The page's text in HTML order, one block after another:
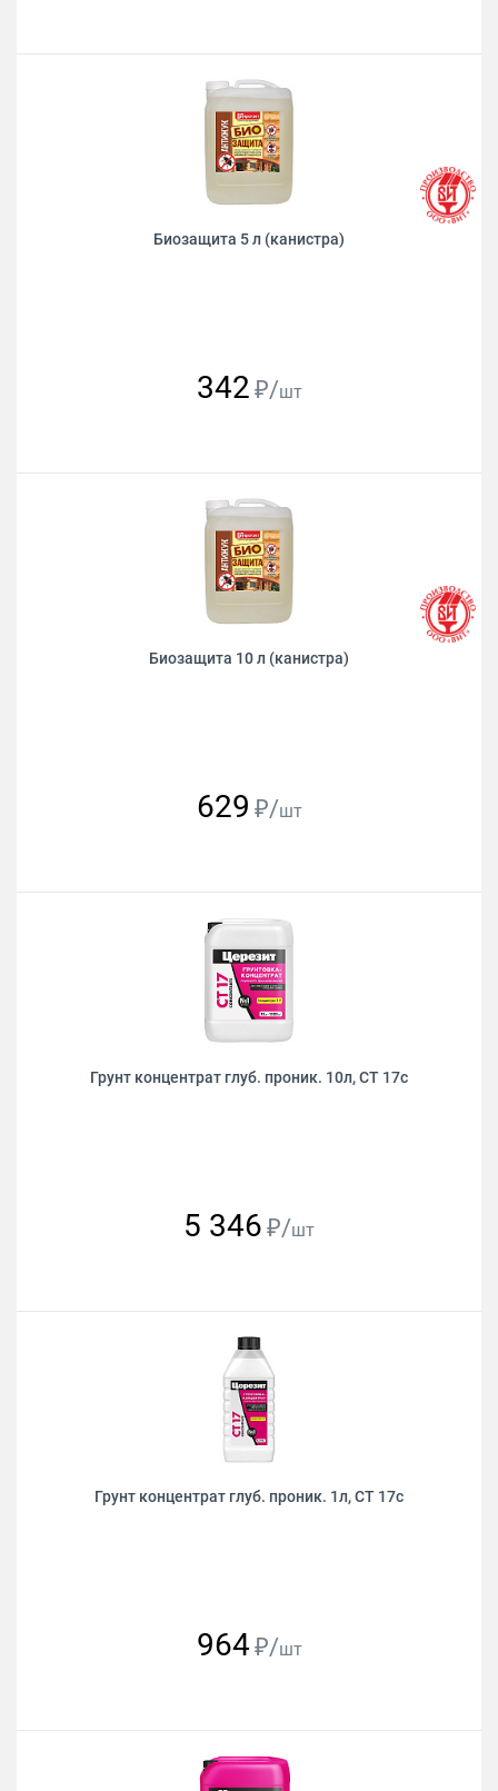
Биозащита 5 л (канистра)
342 ₽/шт
Биозащита 10 л (канистра)
629 ₽/шт
Грунт концентрат глуб. проник. 10л, CТ 17с
5 346 ₽/шт
Грунт концентрат глуб. проник. 1л, CТ 17с
964₽/шт